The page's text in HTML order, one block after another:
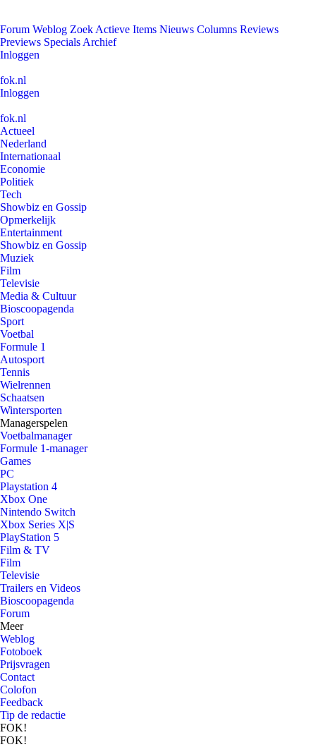
Forum Weblog Zoek Actieve Items Nieuws Columns Reviews
Previews Specials Archief
Inloggen
fok.nl
Inloggen
fok.nl
Actueel
Nederland
Internationaal
Economie
Politiek
Tech
Showbiz en Gossip
Opmerkelijk
Entertainment
Showbiz en Gossip
Muziek
Film
Televisie
Media & Cultuur
Bioscoopagenda
Sport
Voetbal
Formule 1
Autosport
Tennis
Wielrennen
Schaatsen
Wintersporten
Managerspelen
Voetbalmanager
Formule 1-manager
Games
PC
Playstation 4
Xbox One
Nintendo Switch
Xbox Series X|S
PlayStation 5
Film & TV
Film
Televisie
Trailers en Videos
Bioscoopagenda
Forum
Meer
Weblog
Fotoboek
Prijsvragen
Contact
Colofon
Feedback
Tip de redactie
FOK!
FOK!